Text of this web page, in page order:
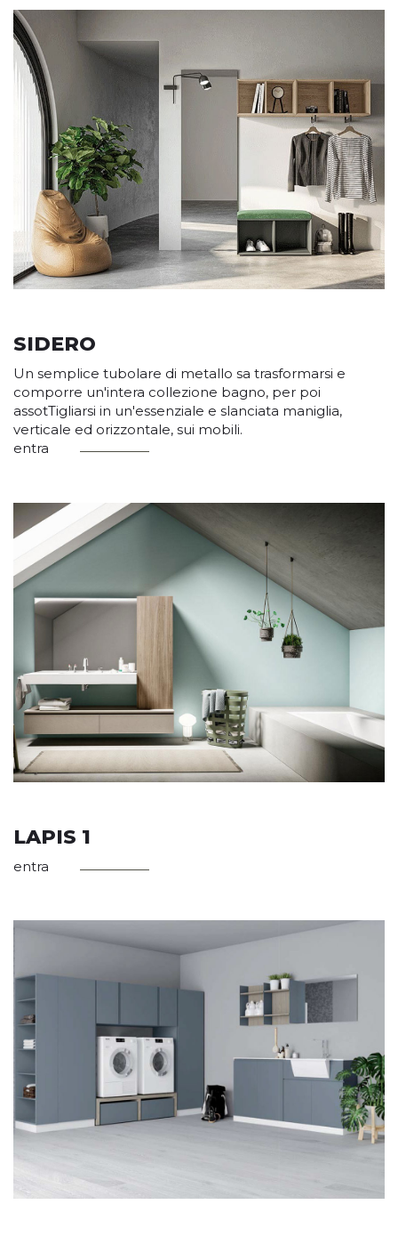
SIDERO
Un semplice tubolare di metallo sa trasformarsi e
comporre un'intera collezione bagno, per poi
assotTigliarsi in un'essenziale e slanciata maniglia,
verticale ed orizzontale, sui mobili.
entra
LAPIS 1
entra